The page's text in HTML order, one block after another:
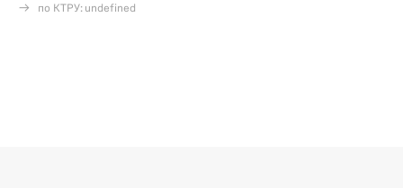
по КТРУ: undefined